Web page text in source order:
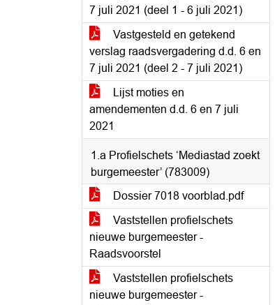
7 juli 2021 (deel 1 - 6 juli 2021)
Vastgesteld en getekend
verslag raadsvergadering d.d. 6 en
7 juli 2021 (deel 2 - 7 juli 2021)
Lijst moties en
amendementen d.d. 6 en 7 juli
2021
1.a Profielschets ‘Mediastad zoekt
burgemeester’ (783009)
Dossier 7018 voorblad.pdf
Vaststellen profielschets
nieuwe burgemeester -
Raadsvoorstel
Vaststellen profielschets
nieuwe burgemeester -